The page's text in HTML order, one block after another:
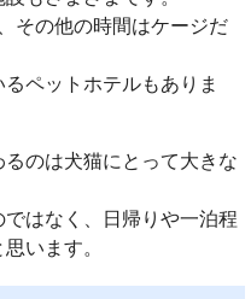
その他の時間はケージだ
ペットホテルもありま
のは犬猫にとって大きな
はなく、日帰りや一泊程
います。